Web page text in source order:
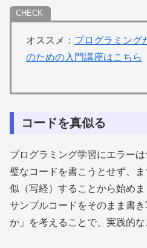
オススメ： プログラミング
のための入門講座はこちら
コードを真似る
プログラミング学習にエラー
璧なコードを書こうとせず、
似（写経）することから始め
サンプルコードをそのまま書
か」を考えることで、実践的な